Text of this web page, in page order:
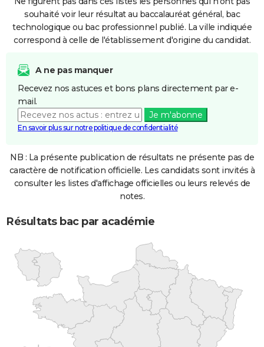
souhaité voir leur résultat au baccalauréat général, bac
technologique ou bac professionnel publié. La ville indiquée
correspond à celle de l'établissement d'origine du candidat.
A ne pas manquer
Recevez nos astuces et bons plans directement par e-
mail.
Je m'abonne
En savoir plus sur notre politique de confidentialité
NB : La présente publication de résultats ne présente pas de
caractère de notification officielle. Les candidats sont invités à
consulter les listes d'affichage officielles ou leurs relevés de
notes.
Résultats bac par académie